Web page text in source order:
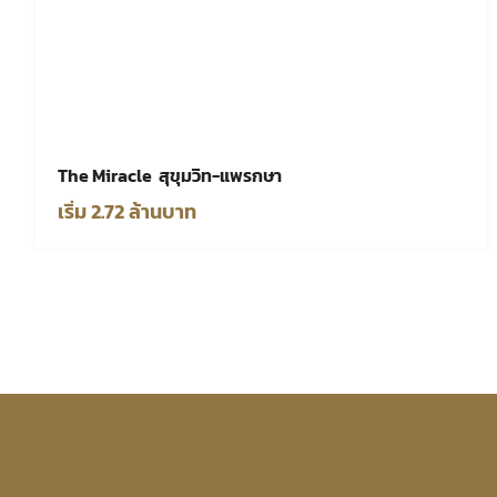
The Miracle สุขุมวิท-แพรกษา
เริ่ม 2.72 ล้านบาท